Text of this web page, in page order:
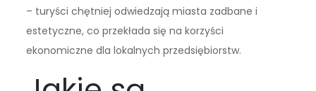
– turyści chętniej odwiedzają miasta zadbane i
estetyczne, co przekłada się na korzyści
ekonomiczne dla lokalnych przedsiębiorstw.